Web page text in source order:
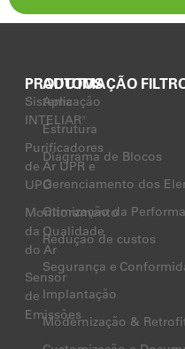
PRODUTOS
Sistema
INTELIAR®
Purificadores
de Ar UPR e
UPO
Monitoramento
da Qualidade
do Ar
Sensor
de
Emissões
AUTOMAÇÃO
Aplicação
Estrutura
Diagrama de Blocos
Gerenciamento dos
Otimização da
Redução de custos
Segurança e
Implantação
Modernização &